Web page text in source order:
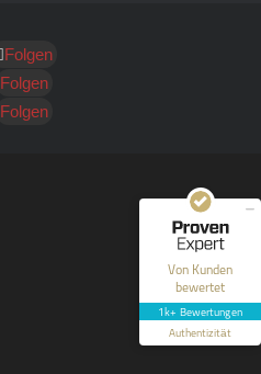
Folgen
Folgen
Folgen
Von Kunden
bewertet
1k+ Bewertungen
Authentizität
Kundenbewertungen und Erfahrungen zu
SEHR GUT
40
Bewertungen auf
ProvenExpert.com
Blick aufs ProvenExpert-Profil werfen